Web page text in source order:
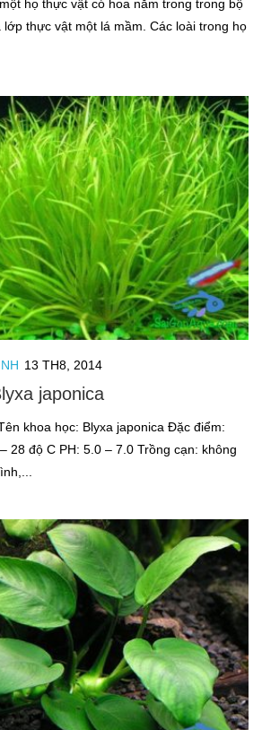
họ thực vật có hoa nằm trong trong bộ
lớp thực vật một lá mầm. Các loài trong họ
13 TH8, 2014
japonica
khoa học: Blyxa japonica Đặc điểm:
28 độ C PH: 5.0 – 7.0 Trồng cạn: không